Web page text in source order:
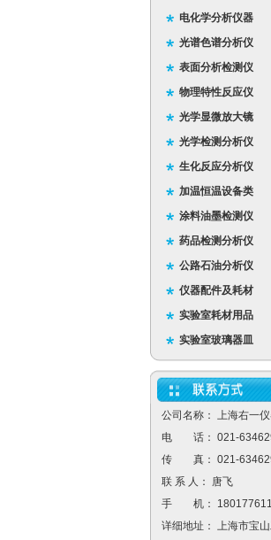
电化学分析仪器
光谱色谱分析仪
表面分析检测仪
物理特性反应仪
光学显微放大镜
光学检测分析仪
生化反应分析仪
加温恒温设备类
涂料油墨检测仪
药品检测分析仪
公路石油分析仪
仪器配件及耗材
实验室耗材用品
实验室玻璃器皿
公司名称： 上海右一
电 话： 021-
传 真： 021-
联 系 人： 唐飞
手 机：
详细地址： 上海市宝